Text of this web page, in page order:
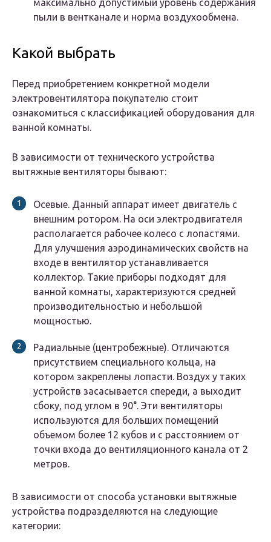
максимально допустимый уровень содержания
пыли в вентканале и норма воздухообмена.
Какой выбрать
Перед приобретением конкретной модели
электровентилятора покупателю стоит
ознакомиться с классификацией оборудования для
ванной комнаты.
В зависимости от технического устройства
вытяжные вентиляторы бывают:
Осевые. Данный аппарат имеет двигатель с
внешним ротором. На оси электродвигателя
располагается рабочее колесо с лопастями.
Для улучшения аэродинамических свойств на
входе в вентилятор устанавливается
коллектор. Такие приборы подходят для
ванной комнаты, характеризуются средней
производительностью и небольшой
мощностью.
Радиальные (центробежные). Отличаются
присутствием специального кольца, на
котором закреплены лопасти. Воздух у таких
устройств засасывается спереди, а выходит
сбоку, под углом в 90°. Эти вентиляторы
используются для больших помещений
объемом более 12 кубов и с расстоянием от
точки входа до вентиляционного канала от 2
метров.
В зависимости от способа установки вытяжные
устройства подразделяются на следующие
категории: